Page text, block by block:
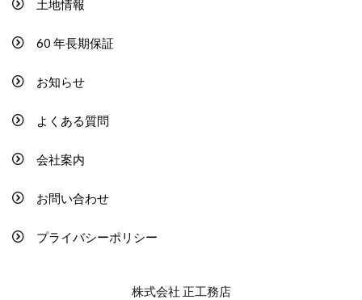
土地情報
60 年長期保証
お知らせ
よくある質問
会社案内
お問い合わせ
プライバシーポリシー
株式会社 正工務店